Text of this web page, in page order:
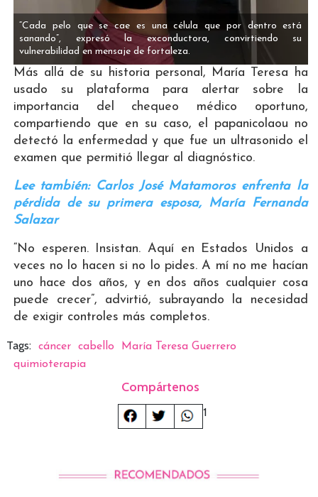
“Cada pelo que se cae es una célula que por dentro está
sanando”, expresó la exconductora, convirtiendo su
vulnerabilidad en mensaje de fortaleza.
Más allá de su historia personal, María Teresa ha
usado su plataforma para alertar sobre la
importancia del chequeo médico oportuno,
compartiendo que en su caso, el papanicolaou no
detectó la enfermedad y que fue un ultrasonido el
examen que permitió llegar al diagnóstico.
Lee también: Carlos José Matamoros enfrenta la
pérdida de su primera esposa, María Fernanda
Salazar
“No esperen. Insistan. Aquí en Estados Unidos a
veces no lo hacen si no lo pides. A mí no me hacían
uno hace dos años, y en dos años cualquier cosa
puede crecer”, advirtió, subrayando la necesidad
de exigir controles más completos.
Tags: cáncer cabello
María Teresa Guerrero
quimioterapia
Compártenos
1